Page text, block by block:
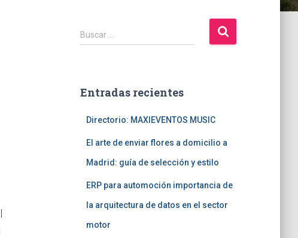
B
u
r
Buscar …
Entradas recientes
Directorio: MAXIEVENTOS MUSIC
El arte de enviar flores a domicilio a
Madrid: guía de selección y estilo
ERP para automoción importancia de
la arquitectura de datos en el sector
motor